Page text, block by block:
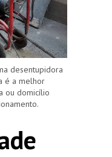
desentupidora
é a melhor
ou domicílio